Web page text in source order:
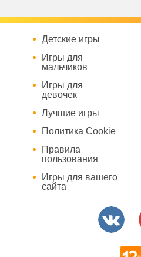
Детские игры
Игры для
мальчиков
Игры для
девочек
Лучшие игры
Политика Cookie
Правила
пользования
Игры для вашего
сайта